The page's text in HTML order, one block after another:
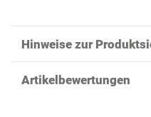
Hinweise zur
Artikelbewertungen